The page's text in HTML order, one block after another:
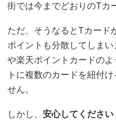
街では今までどおりのTカ
ただ、そうなるとTカード
ポイントも分散してしま
や楽天ポイントカードの
トに複数のカードを紐付
せん。
しかし、 安心してください